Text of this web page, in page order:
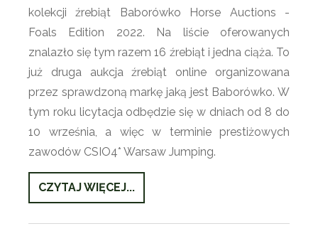
kolekcji źrebiąt Baborówko Horse Auctions -
Foals Edition 2022. Na liście oferowanych
znalazło się tym razem 16 źrebiąt i jedna ciąża. To
już druga aukcja źrebiąt online organizowana
przez sprawdzoną markę jaką jest Baborówko. W
tym roku licytacja odbędzie się w dniach od 8 do
10 września, a więc w terminie prestiżowych
zawodów CSIO4* Warsaw Jumping.
CZYTAJ WIĘCEJ...